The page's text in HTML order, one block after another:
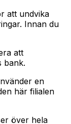
att undvika
Innan du
att
bank.
en
här filialen
över hela